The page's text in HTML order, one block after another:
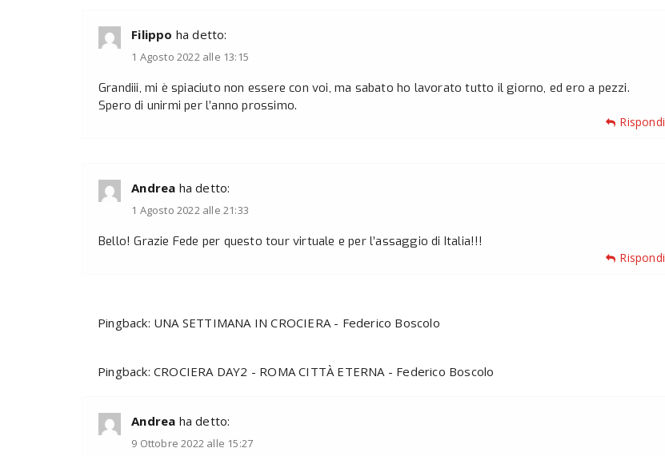
Filippo ha detto:
1 Agosto 2022 alle 13:15
Grandiii, mi è spiaciuto non essere con voi, ma sabato ho lavorato tutto il giorno, ed ero a pezzi.
Spero di unirmi per l’anno prossimo.
Rispondi
Andrea ha detto:
1 Agosto 2022 alle 21:33
Bello! Grazie Fede per questo tour virtuale e per l’assaggio di Italia!!!
Rispondi
Pingback: UNA SETTIMANA IN CROCIERA - Federico Boscolo
Pingback: CROCIERA DAY2 - ROMA CITTÀ ETERNA - Federico Boscolo
Andrea ha detto:
9 Ottobre 2022 alle 15:27